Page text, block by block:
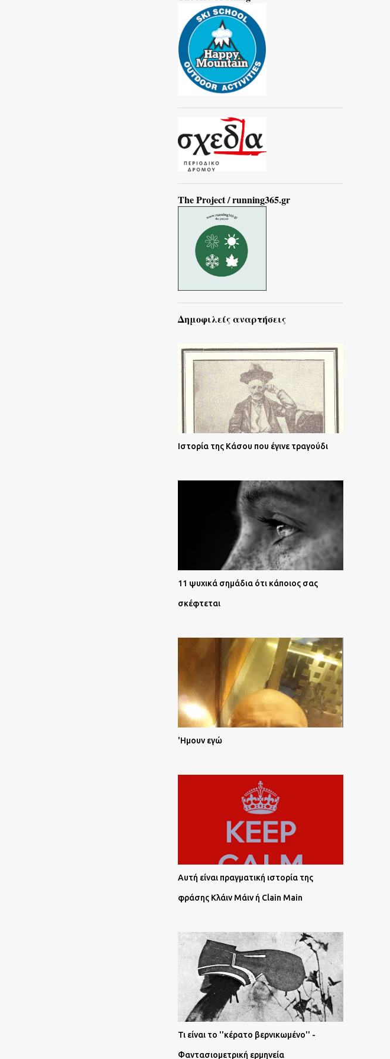
The Project / running365.gr
Δημοφιλείς αναρτήσεις
Ιστορία της Κάσου που έγινε τραγούδι
11 ψυχικά σημάδια ότι κάποιος σας
σκέφτεται
'Ημουν εγώ
Αυτή είναι πραγματική ιστορία της
φράσης Κλάιν Μάιν ή Clain Main
Τι είναι το ''κέρατο βερνικωμένο'' -
Φαντασιομετρική ερμηνεία